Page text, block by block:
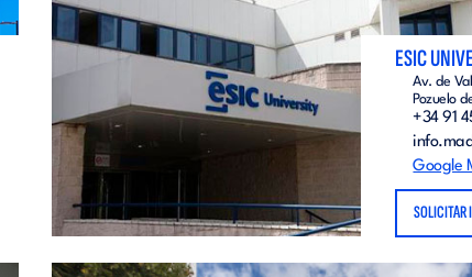
ESIC
Av. de
Pozuelo
+34 91
Google